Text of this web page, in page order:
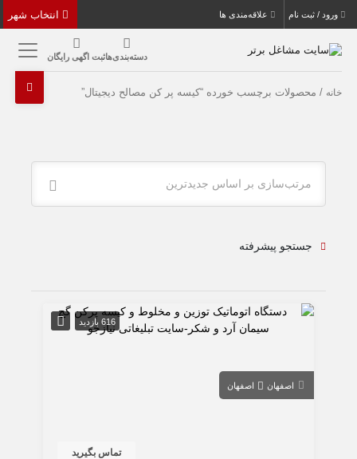
ورود / ثبت نام علاقه‌مندی ها
دسته‌بندی‌هاثبت اگهی رایگان
خانه / محصولات برچسب خورده “کیسه پر کن مصالح دیجیتال”
مرتب‌سازی بر اساس جدیدترین
جستجو پیشرفته
616 بازدید
اصفهان اصفهان
تماس بگیرید